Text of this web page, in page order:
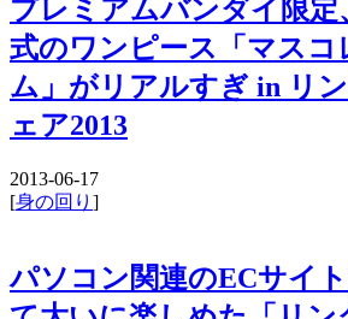
プレミアムバンダイ限定
式のワンピース「マスコ
ム」がリアルすぎ in リ
ェア2013
2013-06-17
[身の回り ]
パソコン関連のECサイ